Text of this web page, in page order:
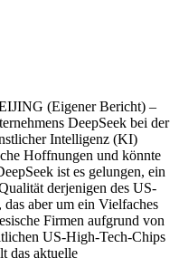
(Eigener Bericht) –
DeepSeek bei der
Intelligenz (KI)
Hoffnungen und könnte
ist es gelungen, ein
derjenigen des US-
aber um ein Vielfaches
Firmen aufgrund von
US-High-Tech-Chips
das aktuelle